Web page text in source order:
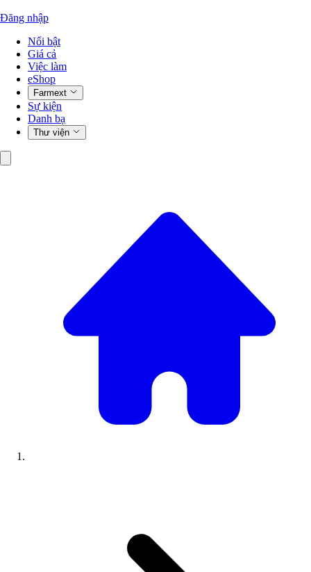
Đăng nhập
Nổi bật
Giá cả
Việc làm
eShop
Farmext
Sự kiện
Danh bạ
Thư viện